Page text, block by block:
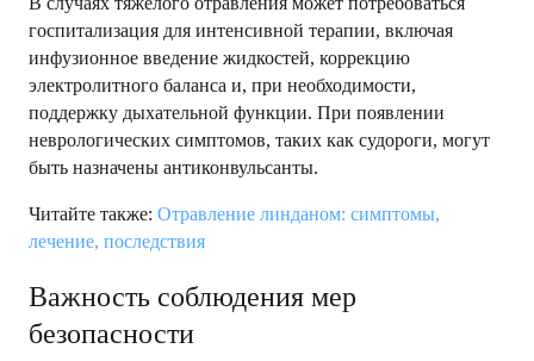
госпитализация для интенсивной терапии, включая
инфузионное введение жидкостей, коррекцию
электролитного баланса и, при необходимости,
поддержку дыхательной функции. При появлении
неврологических симптомов, таких как судороги, могут
быть назначены антиконвульсанты.
Читайте также: Отравление линданом: симптомы,
лечение, последствия
Важность соблюдения мер
безопасности